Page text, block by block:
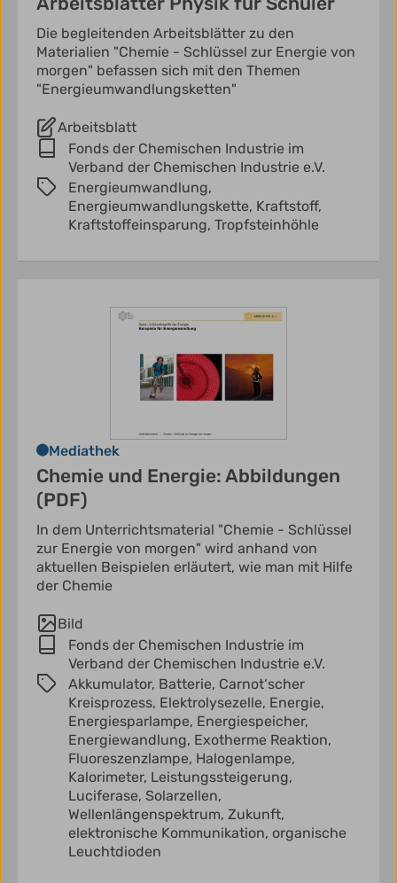
Die begleitenden Arbeitsblätter zu den
Materialien "Chemie - Schlüssel zur Energie von
morgen" befassen sich mit den Themen
"Energieumwandlungsketten"
Arbeitsblatt
Fonds der Chemischen Industrie im
Verband der Chemischen Industrie e.V.
Energieumwandlung,
Energieumwandlungskette, Kraftstoff,
Kraftstoffeinsparung, Tropfsteinhöhle
Mediathek
Chemie und Energie: Abbildungen
(PDF)
In dem Unterrichtsmaterial "Chemie - Schlüssel
zur Energie von morgen" wird anhand von
aktuellen Beispielen erläutert, wie man mit Hilfe
der Chemie
Bild
Fonds der Chemischen Industrie im
Verband der Chemischen Industrie e.V.
Akkumulator, Batterie, Carnot‘scher
Kreisprozess, Elektrolysezelle, Energie,
Energiesparlampe, Energiespeicher,
Energiewandlung, Exotherme Reaktion,
Fluoreszenzlampe, Halogenlampe,
Kalorimeter, Leistungssteigerung,
Luciferase, Solarzellen,
Wellenlängenspektrum, Zukunft,
elektronische Kommunikation, organische
Leuchtdioden